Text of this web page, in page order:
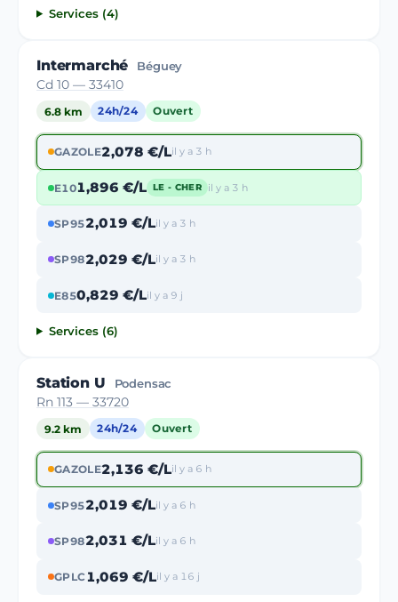
Services (4)
Intermarché Béguey
Cd 10 — 33410
6.8 km 24h/24 Ouvert
GAZOLE2,078 €/Lil y a 3 h
E101,896 €/L LE - CHER il y a 3 h
SP952,019 €/Lil y a 3 h
SP982,029 €/Lil y a 3 h
E850,829 €/Lil y a 9 j
Services (6)
Station U Podensac
Rn 113 — 33720
9.2 km 24h/24 Ouvert
GAZOLE2,136 €/Lil y a 6 h
SP952,019 €/Lil y a 6 h
SP982,031 €/Lil y a 6 h
GPLC1,069 €/Lil y a 16 j